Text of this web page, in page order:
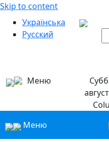
Skip to content
Українська
Русский
Меню
Меню